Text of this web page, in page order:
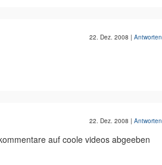
22. Dez. 2008 | Antworten
22. Dez. 2008 | Antworten
auf coole videos abgeeben